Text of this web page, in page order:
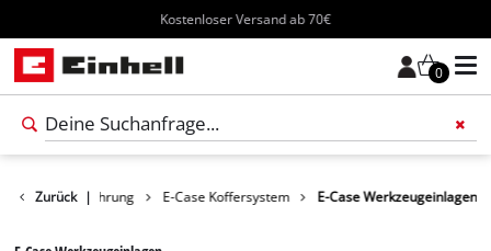
Kostenloser Versand ab 70€
0
Zurück |
Aufbewahrung E-Case Koffersystem E-Case Werkzeugeinlagen